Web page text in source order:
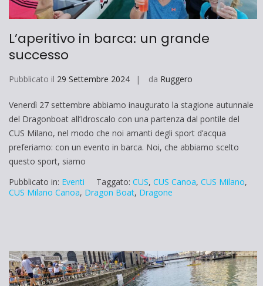
L’aperitivo in barca: un grande
successo
Pubblicato il 29 Settembre 2024 da Ruggero
Venerdì 27 settembre abbiamo inaugurato la stagione autunnale
del Dragonboat all’Idroscalo con una partenza dal pontile del
CUS Milano, nel modo che noi amanti degli sport d’acqua
preferiamo: con un evento in barca. Noi, che abbiamo scelto
questo sport, siamo
Pubblicato in: Eventi Taggato: CUS, CUS Canoa, CUS Milano,
CUS Milano Canoa, Dragon Boat, Dragone